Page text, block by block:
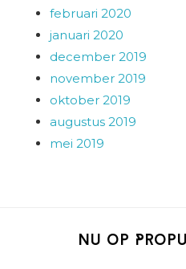
februari 2020
januari 2020
december 2019
november 2019
oktober 2019
augustus 2019
mei 2019
Nu op